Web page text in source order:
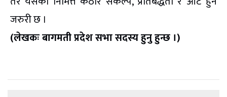
जरुरी छ ।
(लेखकः बागमती प्रदेश सभा सदस्य हुनु हुन्छ ।)